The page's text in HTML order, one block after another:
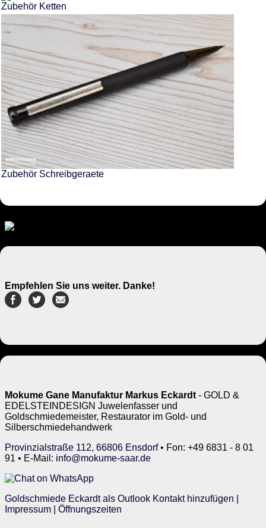
Zubehör Ketten
Zubehör Schreibgeraete
Empfehlen Sie uns weiter. Danke!
Mokume Gane Manufaktur Markus Eckardt - GOLD &
EDELSTEINDESIGN Juwelenfasser und
Goldschmiedemeister, Restaurator im Gold- und
Silberschmiedehandwerk
Provinzialstraße 112, 66806 Ensdorf• Fon: +49 6831 - 8 01
91 • E-Mail: info@mokume-saar.de
Goldschmiede Eckardt als Outlook Kontakt hinzufügen
Impressum
Öffnungszeiten